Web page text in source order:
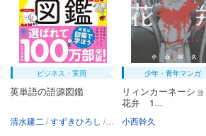
ビジネス・実用
英単語の語源図鑑
清水建二 すずきひろし 本間昭文
少年・青年マンガ
リィンカーネーシ
花弁 1...
小西幹久